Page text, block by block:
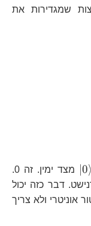
שמגדירות את
∣0⟩
מצד ימין. זה 0.
דבר כזה יכול
אוניטרי ולא צריך